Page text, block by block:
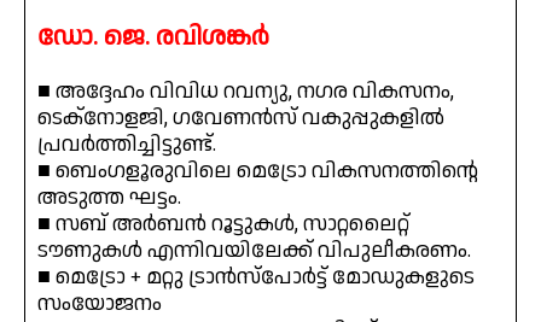
ഡോ. ജെ. രവിശങ്കർ
■ അദ്ദേഹം വിവിധ റവന്യു, നഗര വികസനം,
ടെക്‌നോളജി, ഗവേണൻസ് വകുപ്പുകളിൽ
പ്രവർത്തിച്ചിട്ടുണ്ട്.
■ ബെംഗളൂരുവിലെ മെട്രോ വികസനത്തിന്റെ
അടുത്ത ഘട്ടം.
■ സബ് അർബൻ റൂട്ടുകൾ, സാറ്റലൈറ്റ്
ടൗണുകൾ എന്നിവയിലേക്ക് വിപുലീകരണം.
■ മെട്രോ + മറ്റു ട്രാൻസ്‌പോർട്ട് മോഡുകളുടെ
സംയോജനം